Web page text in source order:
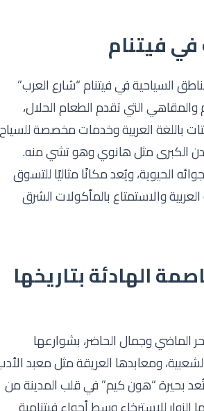
فيتنام
السياحية في فيتنام “شارع العرب”
والمقاهي التي تقدم الطعام الحلال،
باللغة العربية وخدمات مخصصة للسياح
الكبرى مثل هانوي وهو تشي منه.
الحيوية، ويُعد مكانًا مثاليًا للتسوق
والاستمتاع بالمأكولات الشرق
الهادئة بتاريخها
وجمال الحاضر، بشوارعها
ومعابدها العريقة مثل معبد الأدب
بحيرة “هون كيم” في قلب المدينة من